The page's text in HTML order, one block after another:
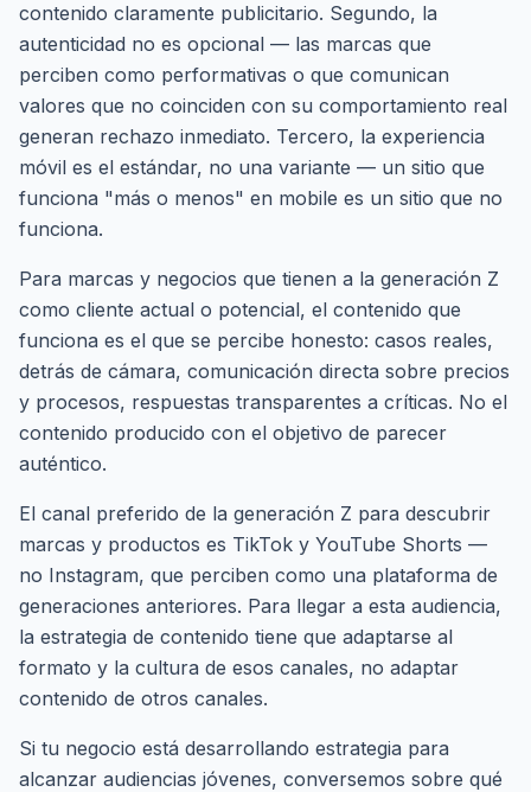
contenido claramente publicitario. Segundo, la
autenticidad no es opcional — las marcas que
perciben como performativas o que comunican
valores que no coinciden con su comportamiento real
generan rechazo inmediato. Tercero, la experiencia
móvil es el estándar, no una variante — un sitio que
funciona "más o menos" en mobile es un sitio que no
funciona.
Para marcas y negocios que tienen a la generación Z
como cliente actual o potencial, el contenido que
funciona es el que se percibe honesto: casos reales,
detrás de cámara, comunicación directa sobre precios
y procesos, respuestas transparentes a críticas. No el
contenido producido con el objetivo de parecer
auténtico.
El canal preferido de la generación Z para descubrir
marcas y productos es TikTok y YouTube Shorts —
no Instagram, que perciben como una plataforma de
generaciones anteriores. Para llegar a esta audiencia,
la estrategia de contenido tiene que adaptarse al
formato y la cultura de esos canales, no adaptar
contenido de otros canales.
Si tu negocio está desarrollando estrategia para
alcanzar audiencias jóvenes, conversemos sobre qué